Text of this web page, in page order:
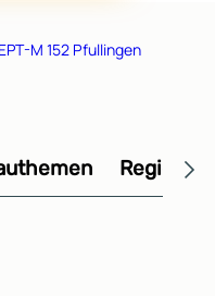
M 152 Pfullingen